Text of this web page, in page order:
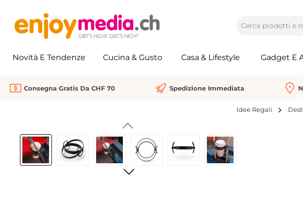
Novità E Tendenze Cucina & Gusto Casa & Lifestyle Gadget E
Consegna Gratis Da CHF 70 Spedizione Immediata
Idee Regali
Salta la galleria di immagini